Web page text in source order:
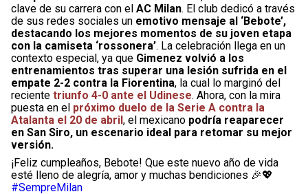
clave de su carrera con el AC Milan. El club dedicó a través
de sus redes sociales un emotivo mensaje al ‘Bebote’,
destacando los mejores momentos de su joven etapa
con la camiseta ‘rossonera’. La celebración llega en un
contexto especial, ya que Gimenez volvió a los
entrenamientos tras superar una lesión sufrida en el
empate 2-2 contra la Fiorentina, la cual lo marginó del
reciente triunfo 4-0 ante el Udinese. Ahora, con la mira
puesta en el próximo duelo de la Serie A contra la
Atalanta el 20 de abril, el mexicano podría reaparecer
en San Siro, un escenario ideal para retomar su mejor
versión.
¡Feliz cumpleaños, Bebote! Que este nuevo año de vida
esté lleno de alegría, amor y muchas bendiciones 🎉💖
#SempreMilan